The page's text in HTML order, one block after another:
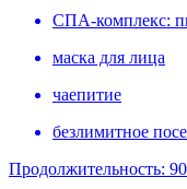
СПА-комплекс:
маска для лица
чаепитие
безлимитное
Продолжительность: